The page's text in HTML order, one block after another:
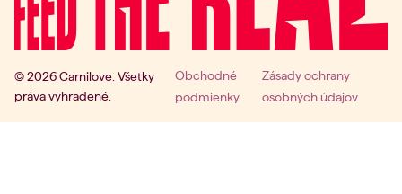
© 2026 Carnilove. Všetky
práva vyhradené.
Obchodné
podmienky
Zásady ochrany
osobných údajov